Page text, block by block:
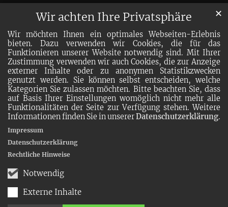
Wir achten Ihre Privatsphäre
Wir möchten Ihnen ein optimales Webseiten-Erlebnis
bieten. Dazu verwenden wir Cookies, die für das
Funktionieren unserer Website notwendig sind. Mit Ihrer
Zustimmung verwenden wir auch Cookies, die zur Anzeige
externer Inhalte oder zu anonymen Statistikzwecken
genutzt werden. Sie können selbst entscheiden, welche
Kategorien Sie zulassen möchten. Bitte beachten Sie, dass
auf Basis Ihrer Einstellungen womöglich nicht mehr alle
Funktionalitäten der Seite zur Verfügung stehen. Weitere
Informationen finden Sie in unsererDatenschutzerklärung.
Notwendig
Externe Inhalte
✕
Impressum
Datenschutzerklärung
Rechtliche Hinweise